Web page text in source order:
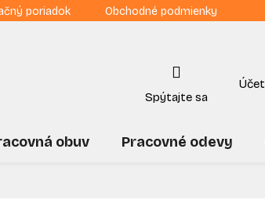
poriadok Obchodné podmienky
obuv Pracovné odevy